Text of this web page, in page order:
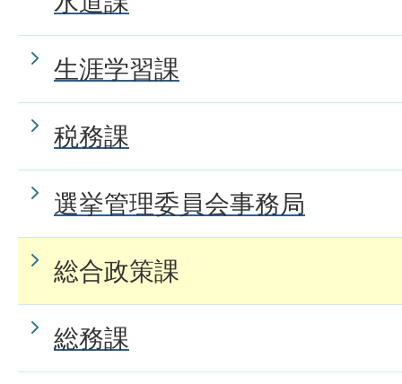
生涯学習課
税務課
選挙管理委員会事務局
総合政策課
総務課